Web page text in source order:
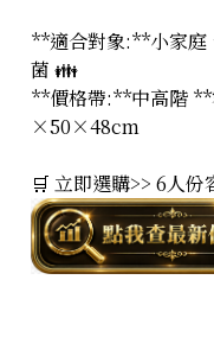
**適合對象:**小家庭
菌 👪
**價格帶:**中高階
×50×48cm
🛒 立即選購>> 6人